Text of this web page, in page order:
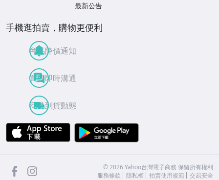
最新公告
手機逛拍賣，購物更便利
商品降價通知
買賣即時溝通
商品到貨動態
APP Store
facebook ©2026 Yahoo台灣電子商務 保留所有權利
服務條款
隱私權 拍賣使用規範 交易安全